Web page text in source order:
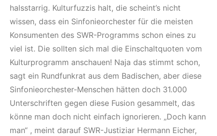
halsstarrig. Kulturfuzzis halt, die scheint’s nicht
wissen, dass ein Sinfonieorchester für die meisten
Konsumenten des SWR-Programms schon eines zu
viel ist. Die sollten sich mal die Einschaltquoten vom
Kulturprogramm anschauen! Naja das stimmt schon,
sagt ein Rundfunkrat aus dem Badischen, aber diese
Sinfonieorchester-Menschen hätten doch 31.000
Unterschriften gegen diese Fusion gesammelt, das
könne man doch nicht einfach ignorieren. „Doch kann
man“ , meint darauf SWR-Justiziar Hermann Eicher,